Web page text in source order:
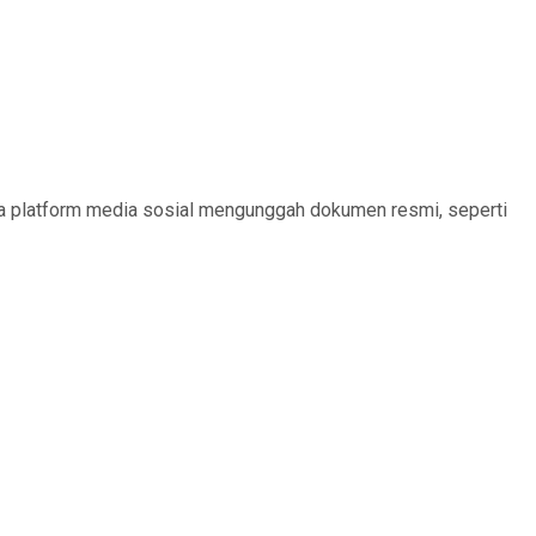
platform media sosial mengunggah dokumen resmi, seperti